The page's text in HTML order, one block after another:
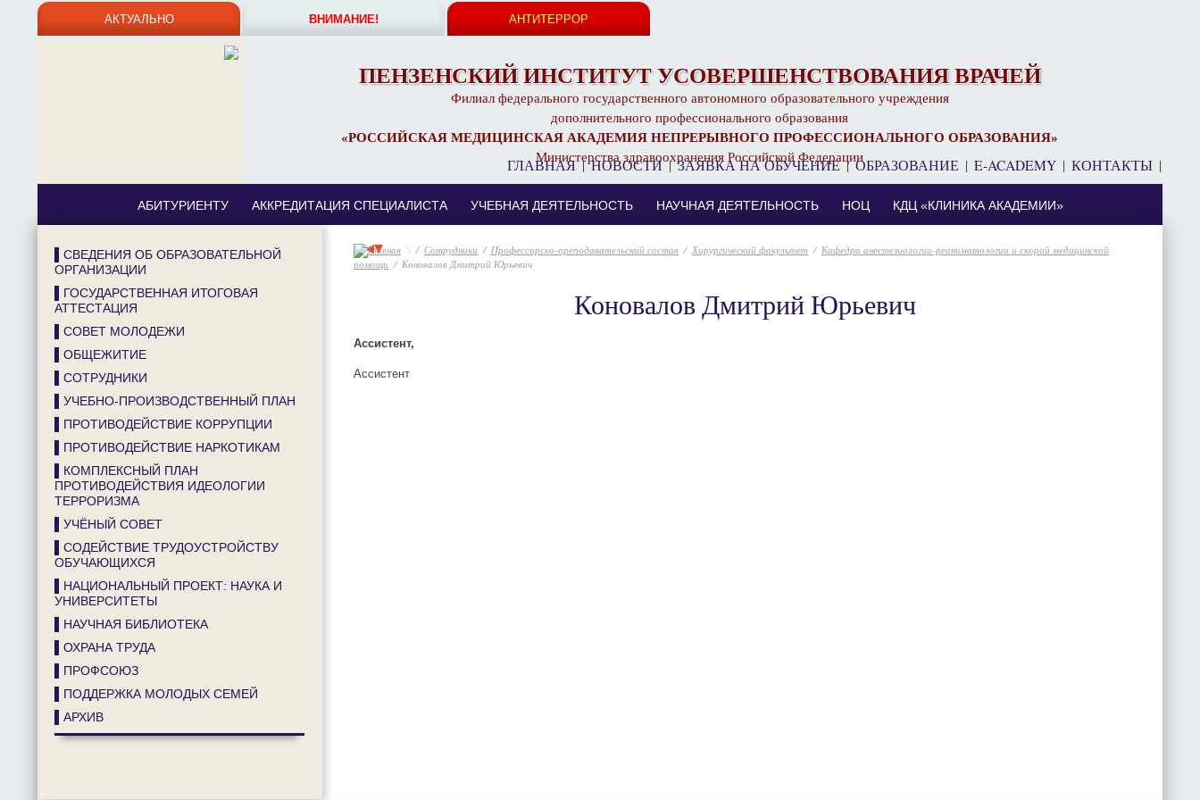
АКТУАЛЬНО ВНИМАНИЕ! АНТИТЕРРОР
ПЕНЗЕНСКИЙ ИНСТИТУТ УСОВЕРШЕНСТВОВАНИЯ ВРАЧЕЙ
Филиал федерального государственного автономного образовательного учреждения
дополнительного профессионального образования
«РОССИЙСКАЯ МЕДИЦИНСКАЯ АКАДЕМИЯ НЕПРЕРЫВНОГО ПРОФЕССИОНАЛЬНОГО ОБРАЗОВАНИЯ»
Министерства здравоохранения Российской Федерации
ГЛАВНАЯ |НОВОСТИ |ЗАЯВКА НА ОБУЧЕНИЕ |ОБРАЗОВАНИЕ | E-ACADEMY | КОНТАКТЫ |
АБИТУРИЕНТУ АККРЕДИТАЦИЯ СПЕЦИАЛИСТА УЧЕБНАЯ ДЕЯТЕЛЬНОСТЬ НАУЧНАЯ ДЕЯТЕЛЬНОСТЬ НОЦ КДЦ «КЛИНИКА АКАДЕМИИ»
/ Сотрудники / Профессорско-преподавательский состав / Хирургический факультет / Кафедра анестезиологии-реаниматологии и скорой медицинской
помощи / Коновалов Дмитрий Юрьевич
Коновалов Дмитрий Юрьевич
Ассистент,
Ассистент
▌СВЕДЕНИЯ ОБ ОБРАЗОВАТЕЛЬНОЙ
ОРГАНИЗАЦИИ
▌ГОСУДАРСТВЕННАЯ ИТОГОВАЯ
АТТЕСТАЦИЯ
▌СОВЕТ МОЛОДЕЖИ
▌ОБЩЕЖИТИЕ
▌СОТРУДНИКИ
▌УЧЕБНО-ПРОИЗВОДСТВЕННЫЙ ПЛАН
▌ПРОТИВОДЕЙСТВИЕ КОРРУПЦИИ
▌ПРОТИВОДЕЙСТВИЕ НАРКОТИКАМ
▌КОМПЛЕКСНЫЙ ПЛАН
ПРОТИВОДЕЙСТВИЯ ИДЕОЛОГИИ
ТЕРРОРИЗМА
▌УЧЁНЫЙ СОВЕТ
▌СОДЕЙСТВИЕ ТРУДОУСТРОЙСТВУ
ОБУЧАЮЩИХСЯ
▌НАЦИОНАЛЬНЫЙ ПРОЕКТ: НАУКА И
УНИВЕРСИТЕТЫ
▌НАУЧНАЯ БИБЛИОТЕКА
▌ОХРАНА ТРУДА
▌ПРОФСОЮЗ
▌ПОДДЕРЖКА МОЛОДЫХ СЕМЕЙ
▌АРХИВ